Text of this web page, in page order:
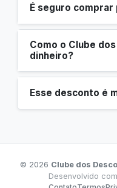
É seguro comprar
Como o Clube
dinheiro?
Esse desconto é
© 2026 Clube dos
Desenvolvido